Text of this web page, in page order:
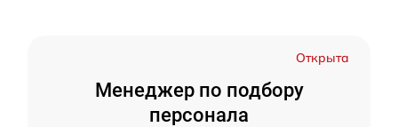
Открыта
Менеджер по подбору
персонала